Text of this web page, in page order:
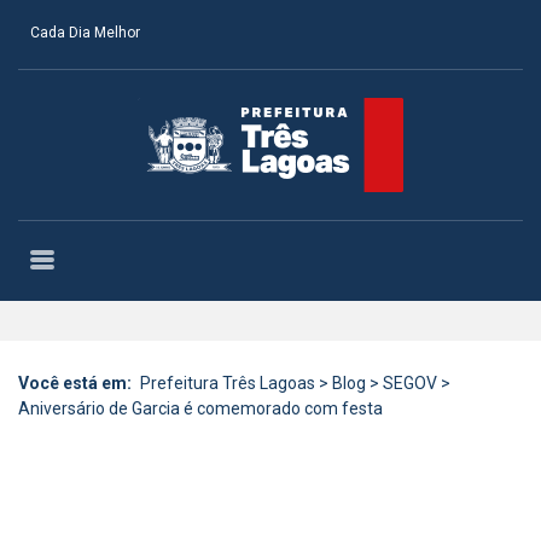
Cada Dia Melhor
Você está em: Prefeitura Três Lagoas > Blog > SEGOV >
Aniversário de Garcia é comemorado com festa